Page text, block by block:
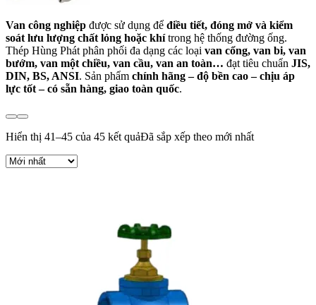
Van công nghiệp được sử dụng để điều tiết, đóng mở và kiểm
soát lưu lượng chất lỏng hoặc khítrong hệ thống đường ống.
Thép Hùng Phát phân phối đa dạng các loại van cổng, van bi, van
bướm, van một chiều, van cầu, van an toàn… đạt tiêu chuẩn JIS,
DIN, BS, ANSI. Sản phẩm chính hãng – độ bền cao – chịu áp
lực tốt – có sẵn hàng, giao toàn quốc.
Hiển thị 41–45 của 45 kết quảĐã sắp xếp theo mới nhất